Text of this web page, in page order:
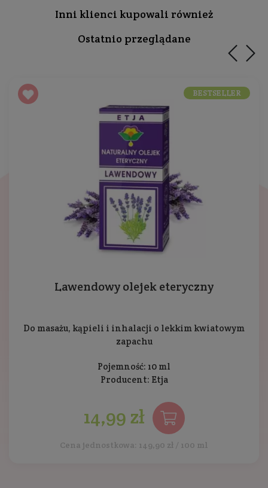
Inni klienci kupowali również
Ostatnio przeglądane
Lawendowy olejek eteryczny
Do masażu, kąpieli i inhalacji o lekkim kwiatowym
zapachu
Pojemność: 10 ml
Producent: Etja
14,99 zł
Cena jednostkowa: 149,90 zł / 100 ml
BESTSELLER